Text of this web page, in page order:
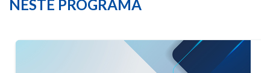
NESTE PROGRAMA